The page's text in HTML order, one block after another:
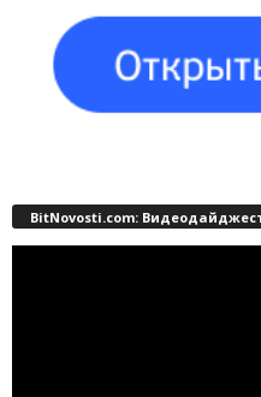
BitNovosti.com: